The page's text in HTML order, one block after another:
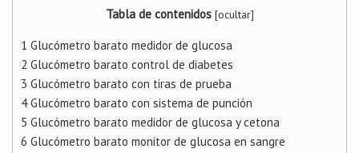
Tabla de contenidos [ocultar]
1 Glucómetro barato medidor de glucosa
2 Glucómetro barato control de diabetes
3 Glucómetro barato con tiras de prueba
4Glucómetro barato con sistema de punción
5 Glucómetro barato medidor de glucosa y cetona
6 Glucómetro barato monitor de glucosa en sangre